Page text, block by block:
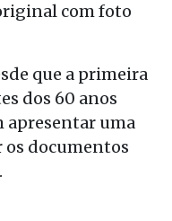
com foto
que a primeira
dos 60 anos
apresentar uma
os documentos